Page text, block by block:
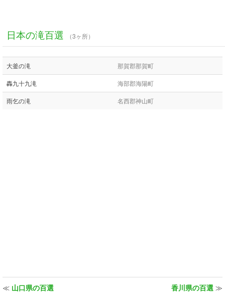
日本の滝百選 （3ヶ所）
大釜の滝 那賀郡那賀町
轟九十九滝 海部郡海陽町
雨乞の滝 名西郡神山町
≪ 山口県の百選 香川県の百選 ≫